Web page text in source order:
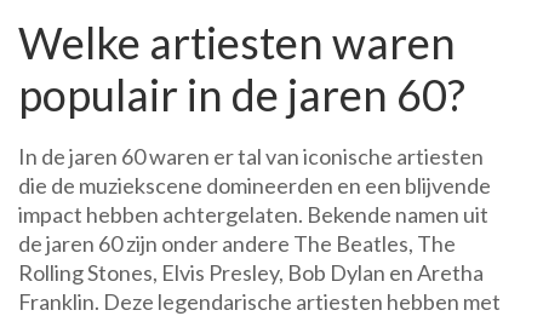
Welke artiesten waren
populair in de jaren 60?
In de jaren 60 waren er tal van iconische artiesten
die de muziekscene domineerden en een blijvende
impact hebben achtergelaten. Bekende namen uit
de jaren 60 zijn onder andere The Beatles, The
Rolling Stones, Elvis Presley, Bob Dylan en Aretha
Franklin. Deze legendarische artiesten hebben met